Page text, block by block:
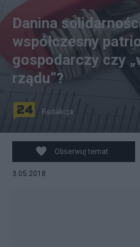
Danina solidarnościowa -
rzecz najbiedniejszych.
Danina
współczesny
gospodarczy czy
rządu”?
Redakcja
Obserwuj temat
3.05.2018